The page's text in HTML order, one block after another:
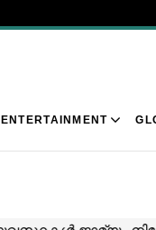
ENTERTAINMENT